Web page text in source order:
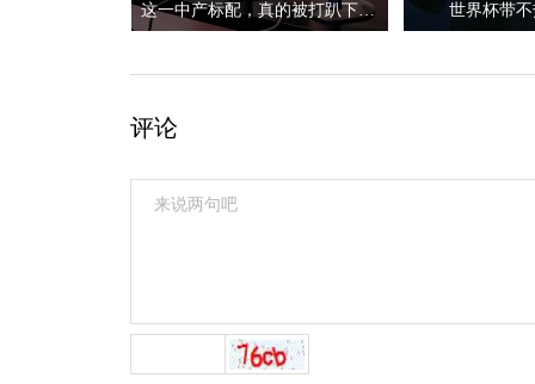
评论
这一中产标配，真的被打趴下了？ 世界杯带